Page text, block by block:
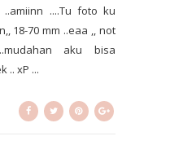
....Tu foto ku
18-70 mm ..eaa ,, not
aku bisa
.. xP ...